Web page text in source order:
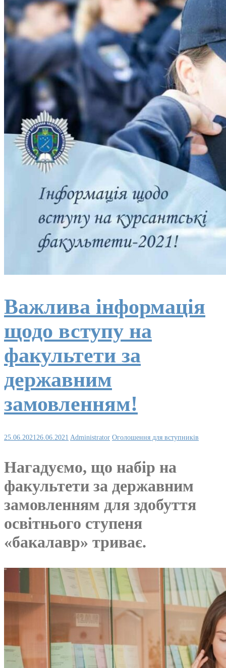
Важлива інформація
щодо вступу на
факультети за
державним
замовленням!
25.06.202126.06.2021 Administrator Оголошення для вступників
Нагадуємо, що набір на
факультети за державним
замовленням для здобуття
освітнього ступеня
«бакалавр» триває.